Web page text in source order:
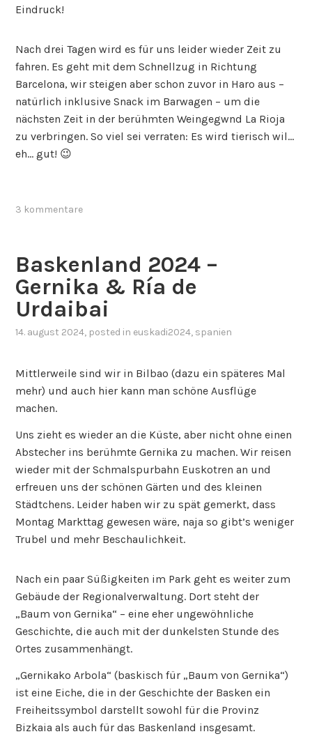
Eindruck!
Nach drei Tagen wird es für uns leider wieder Zeit zu
fahren. Es geht mit dem Schnellzug in Richtung
Barcelona, wir steigen aber schon zuvor in Haro aus –
natürlich inklusive Snack im Barwagen – um die
nächsten Zeit in der berühmten Weingegwnd La Rioja
zu verbringen. So viel sei verraten: Es wird tierisch wil…
eh… gut! 😉
3 kommentare
Baskenland 2024 –
Gernika & Ría de
Urdaibai
14. august 2024, posted in euskadi2024, spanien
Mittlerweile sind wir in Bilbao (dazu ein späteres Mal
mehr) und auch hier kann man schöne Ausflüge
machen.
Uns zieht es wieder an die Küste, aber nicht ohne einen
Abstecher ins berühmte Gernika zu machen. Wir reisen
wieder mit der Schmalspurbahn Euskotren an und
erfreuen uns der schönen Gärten und des kleinen
Städtchens. Leider haben wir zu spät gemerkt, dass
Montag Markttag gewesen wäre, naja so gibt’s weniger
Trubel und mehr Beschaulichkeit.
Nach ein paar Süßigkeiten im Park geht es weiter zum
Gebäude der Regionalverwaltung. Dort steht der
„Baum von Gernika“ – eine eher ungewöhnliche
Geschichte, die auch mit der dunkelsten Stunde des
Ortes zusammenhängt.
„Gernikako Arbola“ (baskisch für „Baum von Gernika“)
ist eine Eiche, die in der Geschichte der Basken ein
Freiheitssymbol darstellt sowohl für die Provinz
Bizkaia als auch für das Baskenland insgesamt.